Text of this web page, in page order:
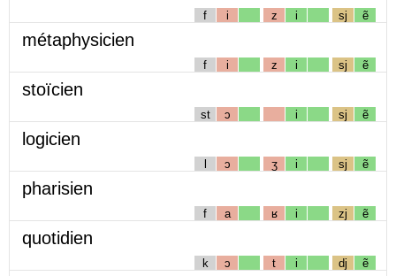
f i z i sj ẽ
métaphysicien
f i z i sj ẽ
stoïcien
st ɔ i sj ẽ
logicien
l ɔ ʒ i sj ẽ
pharisien
f a ʁ i zj ẽ
quotidien
k ɔ t i dj ẽ